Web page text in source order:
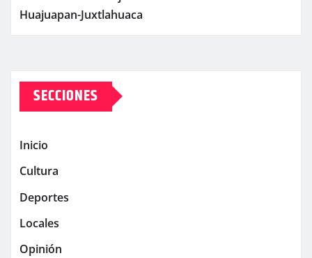
Huajuapan-Juxtlahuaca
SECCIONES
Inicio
Cultura
Deportes
Locales
Opinión